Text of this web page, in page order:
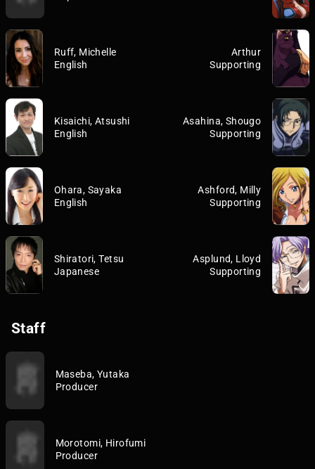
Ruff, Michelle
English
Arthur
Supporting
Kisaichi, Atsushi
English
Asahina, Shougo
Supporting
Ohara, Sayaka
English
Ashford, Milly
Supporting
Shiratori, Tetsu
Japanese
Asplund, Lloyd
Supporting
Staff
Maseba, Yutaka
Producer
Morotomi, Hirofumi
Producer